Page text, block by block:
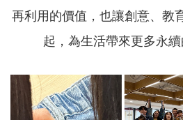
再利用的價值，也讓創意、教
起，為生活帶來更多永續